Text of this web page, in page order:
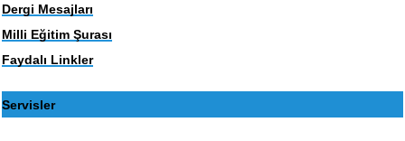
Dergi Mesajları
Milli Eğitim Şurası
Faydalı Linkler
Servisler